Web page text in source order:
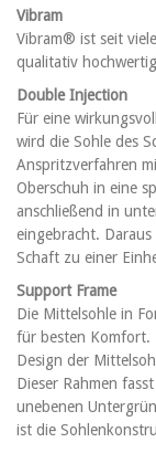
Vibram
Vibram® ist seit
qualitativ
Double Injection
Für eine
wird die Sohle des
Anspritzverfahren
Oberschuh in eine
anschließend in
eingebracht.
Schaft zu einer
Support Frame
Die Mittelsohle in
für besten Komfort.
Design der
Dieser Rahmen
unebenen
ist die